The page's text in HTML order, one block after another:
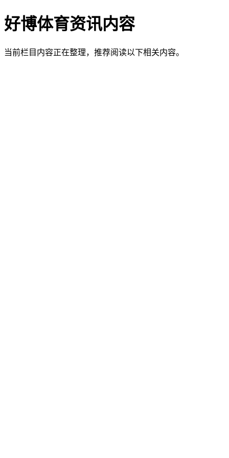
好博体育资讯内容
当前栏目内容正在整理，推荐阅读以下相关内容。